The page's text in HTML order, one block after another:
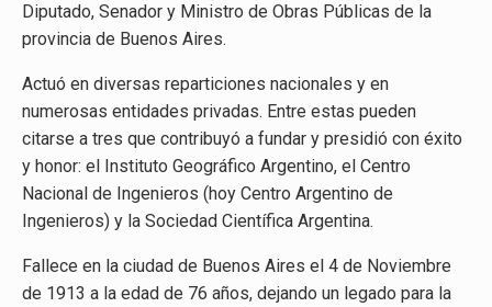
Diputado, Senador y Ministro de Obras Públicas de la
provincia de Buenos Aires.
Actuó en diversas reparticiones nacionales y en
numerosas entidades privadas. Entre estas pueden
citarse a tres que contribuyó a fundar y presidió con éxito
y honor: el Instituto Geográfico Argentino, el Centro
Nacional de Ingenieros (hoy Centro Argentino de
Ingenieros) y la Sociedad Científica Argentina.
Fallece en la ciudad de Buenos Aires el 4 de Noviembre
de 1913 a la edad de 76 años, dejando un legado para la